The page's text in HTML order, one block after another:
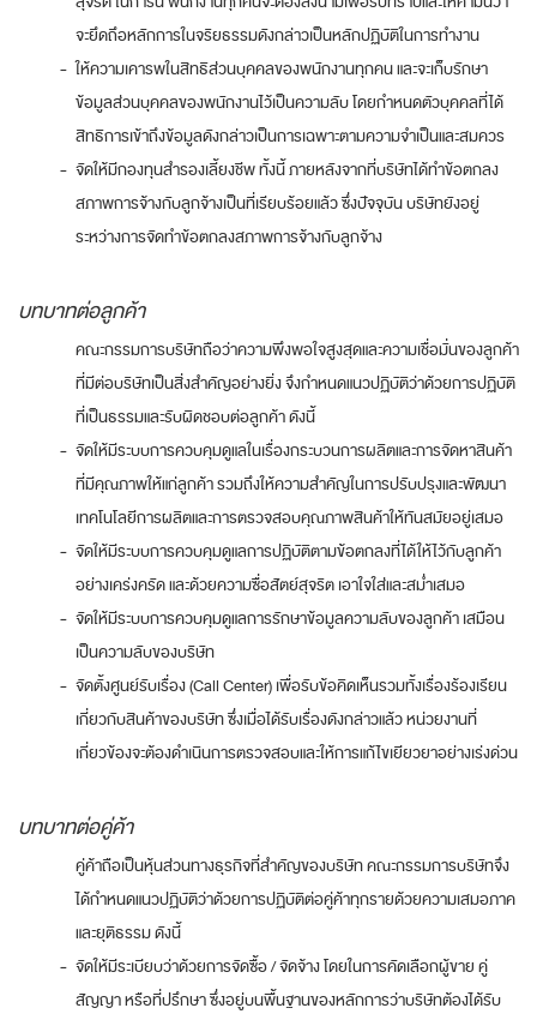
จะยึดถึอหลักการในจริยธรรมดังกล่าวเป็นหลักปฏิบัติในการทำงาน
- ให้ความเคารพในสิทธิส่วนบุคคลของพนักงานทุกคน และจะเก็บรักษา
ข้อมูลส่วนบุคคลของพนักงานไว้เป็นความลับ โดยกำหนดตัวบุคคลที่ได้
สิทธิการเข้าถึงข้อมูลดังกล่าวเป็นการเฉพาะตามความจำเป็นและสมควร
- จัดให้มีกองทุนสำรองเลี้ยงชีพ ทั้งนี้ ภายหลังจากที่บริษัทได้ทำข้อตกลง
สภาพการจ้างกับลูกจ้างเป็นที่เรียบร้อยแล้ว ซึ่งปัจจุบัน บริษัทยังอยู่
ระหว่างการจัดทำข้อตกลงสภาพการจ้างกับลูกจ้าง
บทบาทต่อลูกค้า
คณะกรรมการบริษัทถือว่าความพึงพอใจสูงสุดและความเชื่อมั่นของลูกค้า
ที่มีต่อบริษัทเป็นสิ่งสำคัญอย่างยิ่ง จึงกำหนดแนวปฏิบัติว่าด้วยการปฏิบัติ
ที่เป็นธรรมและรับผิดชอบต่อลูกค้า ดังนี้
- จัดให้มีระบบการควบคุมดูแลในเรื่องกระบวนการผลิตและการจัดหาสินค้า
ที่มีคุณภาพให้แก่ลูกค้า รวมถึงให้ความสำคัญในการปรับปรุงและพัฒนา
เทคโนโลยีการผลิตและการตรวจสอบคุณภาพสินค้าให้ทันสมัยอยู่เสมอ
- จัดให้มีระบบการควบคุมดูแลการปฏิบัติตามข้อตกลงที่ได้ให้ไว้กับลูกค้า
อย่างเคร่งครัด และด้วยความซื่อสัตย์สุจริต เอาใจใส่และสม่ำเสมอ
- จัดให้มีระบบการควบคุมดูแลการรักษาข้อมูลความลับของลูกค้า เสมือน
เป็นความลับของบริษัท
- จัดตั้งศูนย์รับเรื่อง (Call Center) เพื่อรับข้อคิดเห็นรวมทั้งเรื่องร้องเรียน
เกี่ยวกับสินค้าของบริษัท ซึ่งเมื่อได้รับเรื่องดังกล่าวแล้ว หน่วยงานที่
เกี่ยวข้องจะต้องดำเนินการตรวจสอบและให้การแก้ไขเยียวยาอย่างเร่งด่วน
บทบาทต่อคู่ค้า
คู่ค้าถือเป็นหุ้นส่วนทางธุรกิจที่สำคัญของบริษัท คณะกรรมการบริษัทจึง
ได้กำหนดแนวปฏิบัติว่าด้วยการปฏิบัติต่อคู่ค้าทุกรายด้วยความเสมอภาค
และยุติธรรม ดังนี้
- จัดให้มีระเบียบว่าด้วยการจัดซื้อ / จัดจ้าง โดยในการคัดเลือกผู้ขาย คู่
สัญญา หรือที่ปรึกษา ซึ่งอยู่บนพื้นฐานของหลักการว่าบริษัทต้องได้รับ